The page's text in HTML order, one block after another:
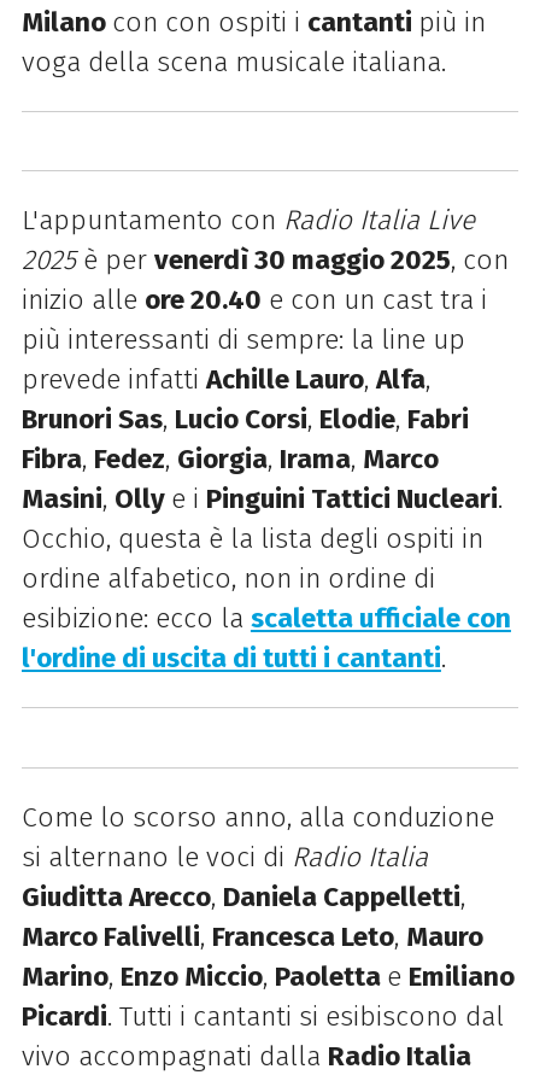
Milano con con ospiti i cantanti più in
voga della scena musicale italiana.
L'appuntamento con Radio Italia Live
2025è per venerdì 30 maggio 2025, con
inizio alle ore 20.40 e con un cast tra i
più interessanti di sempre: la line up
prevede infattiAchille Lauro,Alfa,
Brunori Sas, Lucio Corsi, Elodie, Fabri
Fibra, Fedez, Giorgia, Irama, Marco
Masini, Olly e i Pinguini Tattici Nucleari.
Occhio, questa è la lista degli ospiti in
ordine alfabetico, non in ordine di
esibizione: ecco la scaletta ufficiale con
l'ordine di uscita di tutti i cantanti.
Come lo scorso anno, alla conduzione
si alternano le voci di Radio Italia
Giuditta Arecco, Daniela Cappelletti,
Marco Falivelli, Francesca Leto, Mauro
Marino, Enzo Miccio, Paoletta e Emiliano
Picardi. Tutti i cantanti si esibiscono dal
vivo accompagnati dalla Radio Italia